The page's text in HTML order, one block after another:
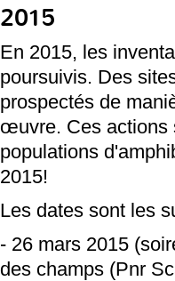
2015
En 2015, les
poursuivis. Des
prospectés de
œuvre. Ces actions
populations
2015!
Les dates sont les
- 26 mars 2015
des champs (Pnr